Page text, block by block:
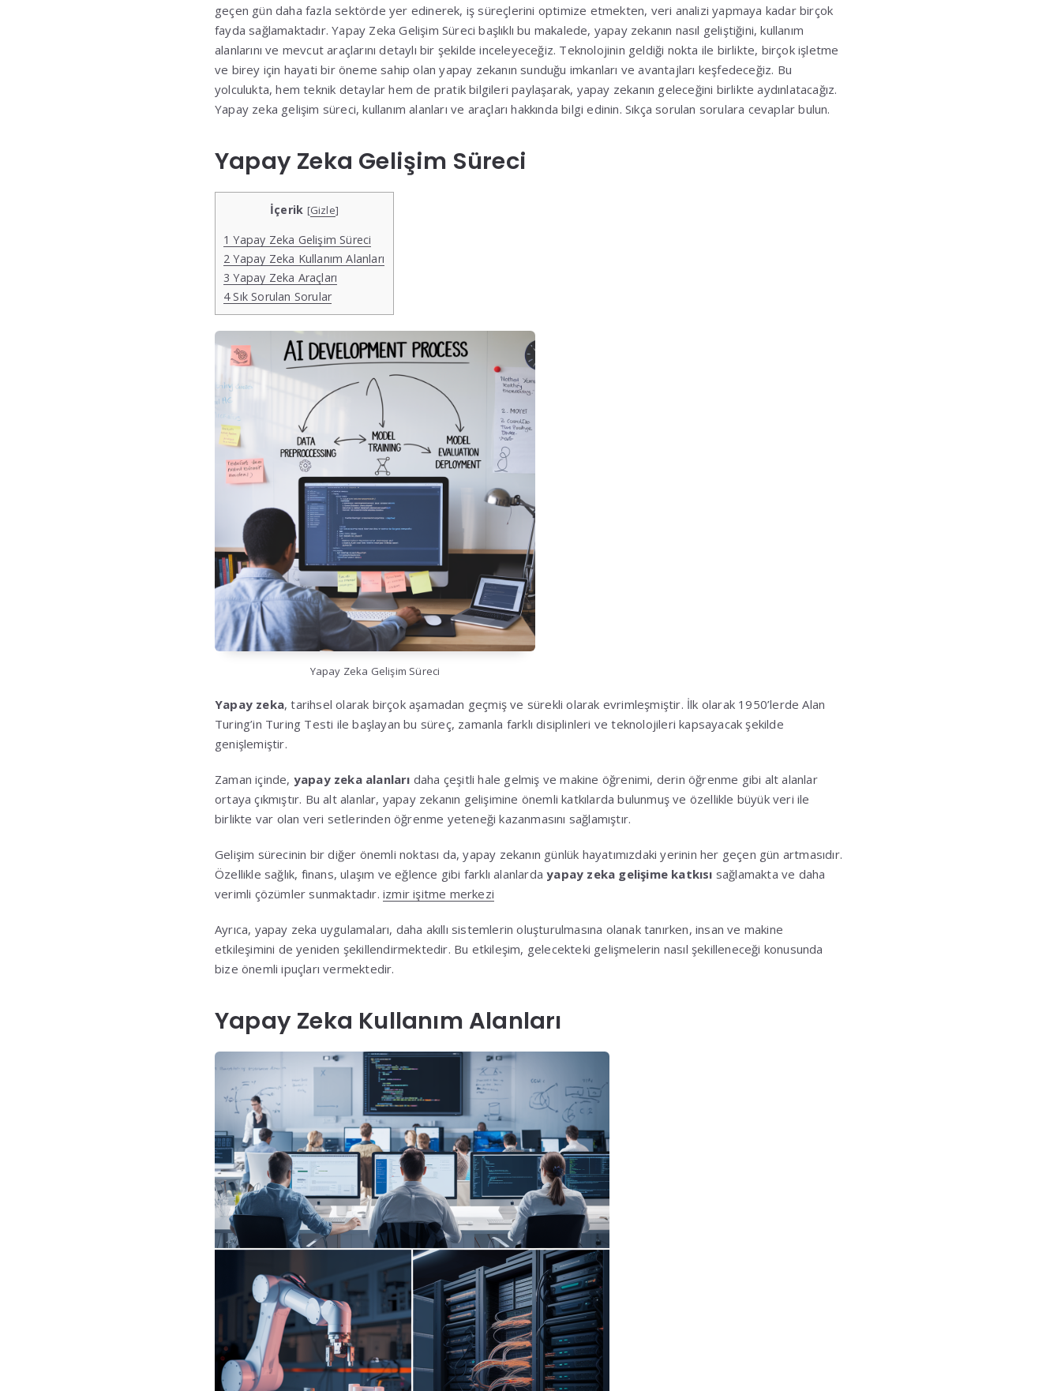
geçen gün daha fazla sektörde yer edinerek, iş süreçlerini optimize etmekten, veri analizi yapmaya kadar birçok
fayda sağlamaktadır. Yapay Zeka Gelişim Süreci başlıklı bu makalede, yapay zekanın nasıl geliştiğini, kullanım
alanlarını ve mevcut araçlarını detaylı bir şekilde inceleyeceğiz. Teknolojinin geldiği nokta ile birlikte, birçok işletme
ve birey için hayati bir öneme sahip olan yapay zekanın sunduğu imkanları ve avantajları keşfedeceğiz. Bu
yolculukta, hem teknik detaylar hem de pratik bilgileri paylaşarak, yapay zekanın geleceğini birlikte aydınlatacağız.
Yapay zeka gelişim süreci, kullanım alanları ve araçları hakkında bilgi edinin. Sıkça sorulan sorulara cevaplar bulun.
Yapay Zeka Gelişim Süreci
İçerik [Gizle]
1 Yapay Zeka Gelişim Süreci
2 Yapay Zeka Kullanım Alanları
3 Yapay Zeka Araçları
4Sık Sorulan Sorular
Yapay Zeka Gelişim Süreci
Yapay zeka, tarihsel olarak birçok aşamadan geçmiş ve sürekli olarak evrimleşmiştir. İlk olarak 1950’lerde Alan
Turing’in Turing Testi ile başlayan bu süreç, zamanla farklı disiplinleri ve teknolojileri kapsayacak şekilde
genişlemiştir.
Zaman içinde, yapay zeka alanları daha çeşitli hale gelmiş ve makine öğrenimi, derin öğrenme gibi alt alanlar
ortaya çıkmıştır. Bu alt alanlar, yapay zekanın gelişimine önemli katkılarda bulunmuş ve özellikle büyük veri ile
birlikte var olan veri setlerinden öğrenme yeteneği kazanmasını sağlamıştır.
Gelişim sürecinin bir diğer önemli noktası da, yapay zekanın günlük hayatımızdaki yerinin her geçen gün artmasıdır.
Özellikle sağlık, finans, ulaşım ve eğlence gibi farklı alanlardayapay zeka gelişime katkısı sağlamakta ve daha
verimli çözümler sunmaktadır. izmir işitme merkezi
Ayrıca, yapay zeka uygulamaları, daha akıllı sistemlerin oluşturulmasına olanak tanırken, insan ve makine
etkileşimini de yeniden şekillendirmektedir. Bu etkileşim, gelecekteki gelişmelerin nasıl şekilleneceği konusunda
bize önemli ipuçları vermektedir.
Yapay Zeka Kullanım Alanları